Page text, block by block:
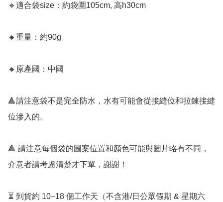
🔹適合袋size：約袋圍105cm, 高h30cm
🔹重量：約90g
🔹原產國：中國
🔺請注意袋不是完全防水，水有可能會從接縫位和拉鍊接縫
位滲入的。
🔺 請注意每個袋的圖案位置和顏色可能與圖片略有不同，
介意者請考慮清楚才下單，謝謝！
⏳ 到貨約 10–18 個工作天（不含港/日公眾假期 & 星期六